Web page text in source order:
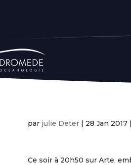
par julie Deter | 28 Jan 2017 |
Ce soir à 20h50 sur Arte,